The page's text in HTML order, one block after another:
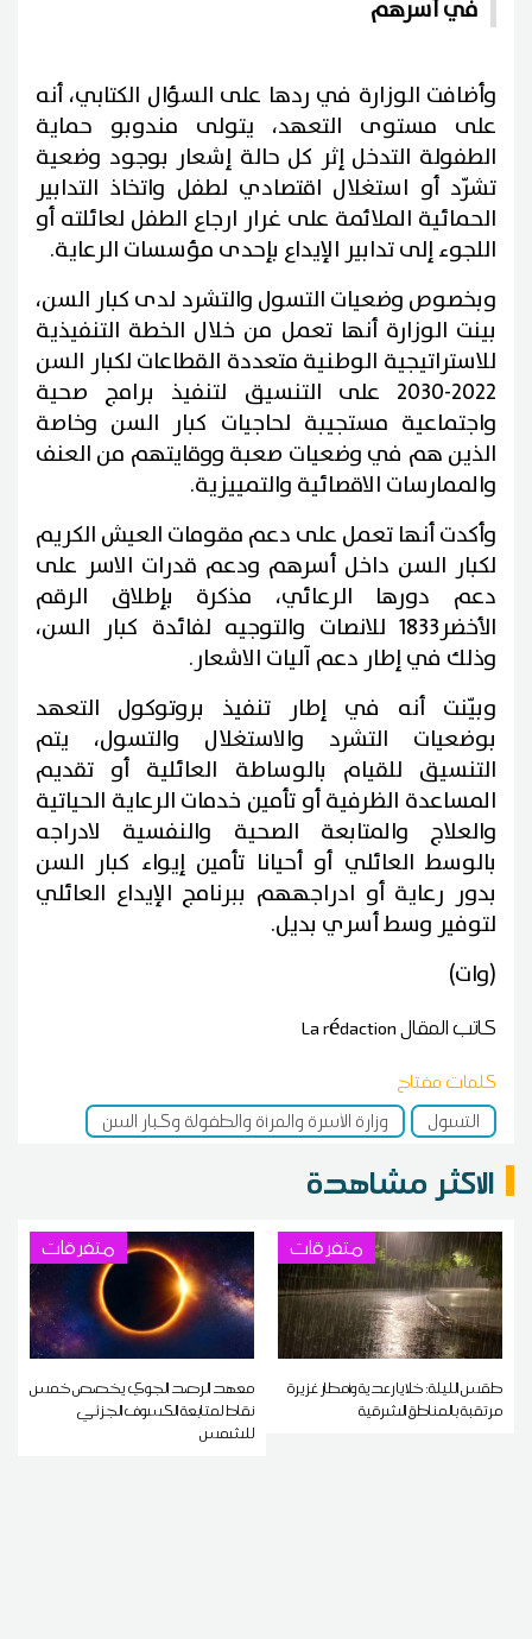
في أسرهم
وأضافت الوزارة في ردها على السؤال الكتابي، أنه
على مستوى التعهد، يتولى مندوبو حماية
الطفولة التدخل إثر كل حالة إشعار بوجود وضعية
تشرّد أو استغلال اقتصادي لطفل واتخاذ التدابير
الحمائية الملائمة على غرار ارجاع الطفل لعائلته أو
اللجوء إلى تدابير الإيداع بإحدى مؤسسات الرعاية.
وبخصوص وضعيات التسول والتشرد لدى كبار السن،
بينت الوزارة أنها تعمل من خلال الخطة التنفيذية
للاستراتيجية الوطنية متعددة القطاعات لكبار السن
2022-2030 على التنسيق لتنفيذ برامج صحية
واجتماعية مستجيبة لحاجيات كبار السن وخاصة
الذين هم في وضعيات صعبة ووقايتهم من العنف
والممارسات الاقصائية والتمييزية.
وأكدت أنها تعمل على دعم مقومات العيش الكريم
لكبار السن داخل أسرهم ودعم قدرات الاسر على
دعم دورها الرعائي، مذكرة بإطلاق الرقم
الأخضر1833 للانصات والتوجيه لفائدة كبار السن،
وذلك في إطار دعم آليات الاشعار.
وبيّنت أنه في إطار تنفيذ بروتوكول التعهد
بوضعيات التشرد والاستغلال والتسول، يتم
التنسيق للقيام بالوساطة العائلية أو تقديم
المساعدة الظرفية أو تأمين خدمات الرعاية الحياتية
والعلاج والمتابعة الصحية والنفسية لادراجه
بالوسط العائلي أو أحيانا تأمين إيواء كبار السن
بدور رعاية أو ادراجههم ببرنامج الإيداع العائلي
لتوفير وسط أسري بديل.
(وات)
كاتب المقالLa rédaction
كلمات مفتاح
التسول
وزارة الأسرة والمرأة والطفولة وكبار السن
الاكثر مشاهدة
متفرقات
طقس الليلة: خلايا رعدية وأمطار غزيرة
مرتقبة بالمناطق الشرقية
متفرقات
معهد الرصد الجوي يخصص خمس
نقاط لمتابعة الكسوف الجزئي
للشمس